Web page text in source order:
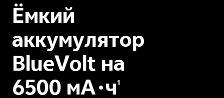
Ёмкий
аккумулятор
BlueVolt на
6500 мА·ч1